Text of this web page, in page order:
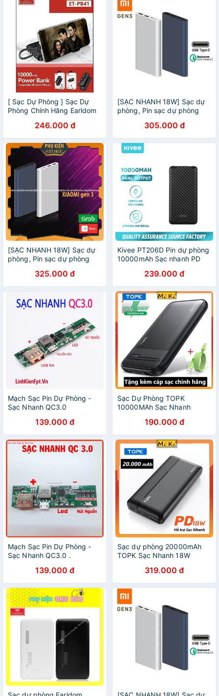
[ Sạc Dự Phòng ] Sạc Dự
Phòng Chính Hãng Earldom
10000mAh Sạc Dự Phòng
Nhiều Thiết Bị
246.000 đ
[SẠC NHANH 18W] Sạc dự
phòng, Pin sạc dự phòng
18W dung lượng thực
10000mAh
305.000 đ
[SẠC NHANH 18W] Sạc dự
phòng, Pin sạc dự phòng
18W dung lượng thực
10000mAh
325.000 đ
Kivee PT206D Pin dự phòng
10000mAh Sạc nhanh PD
239.000 đ
Mạch Sạc Pin Dự Phòng -
Sạc Nhanh QC3.0
139.000 đ
Sạc Dự Phòng TOPK
10000MAh Sạc Nhanh
190.000 đ
Mạch Sạc Pin Dự Phòng -
Sạc Nhanh QC3.0 .
139.000 đ
Sạc dự phòng 20000mAh
TOPK Sạc Nhanh 18W
319.000 đ